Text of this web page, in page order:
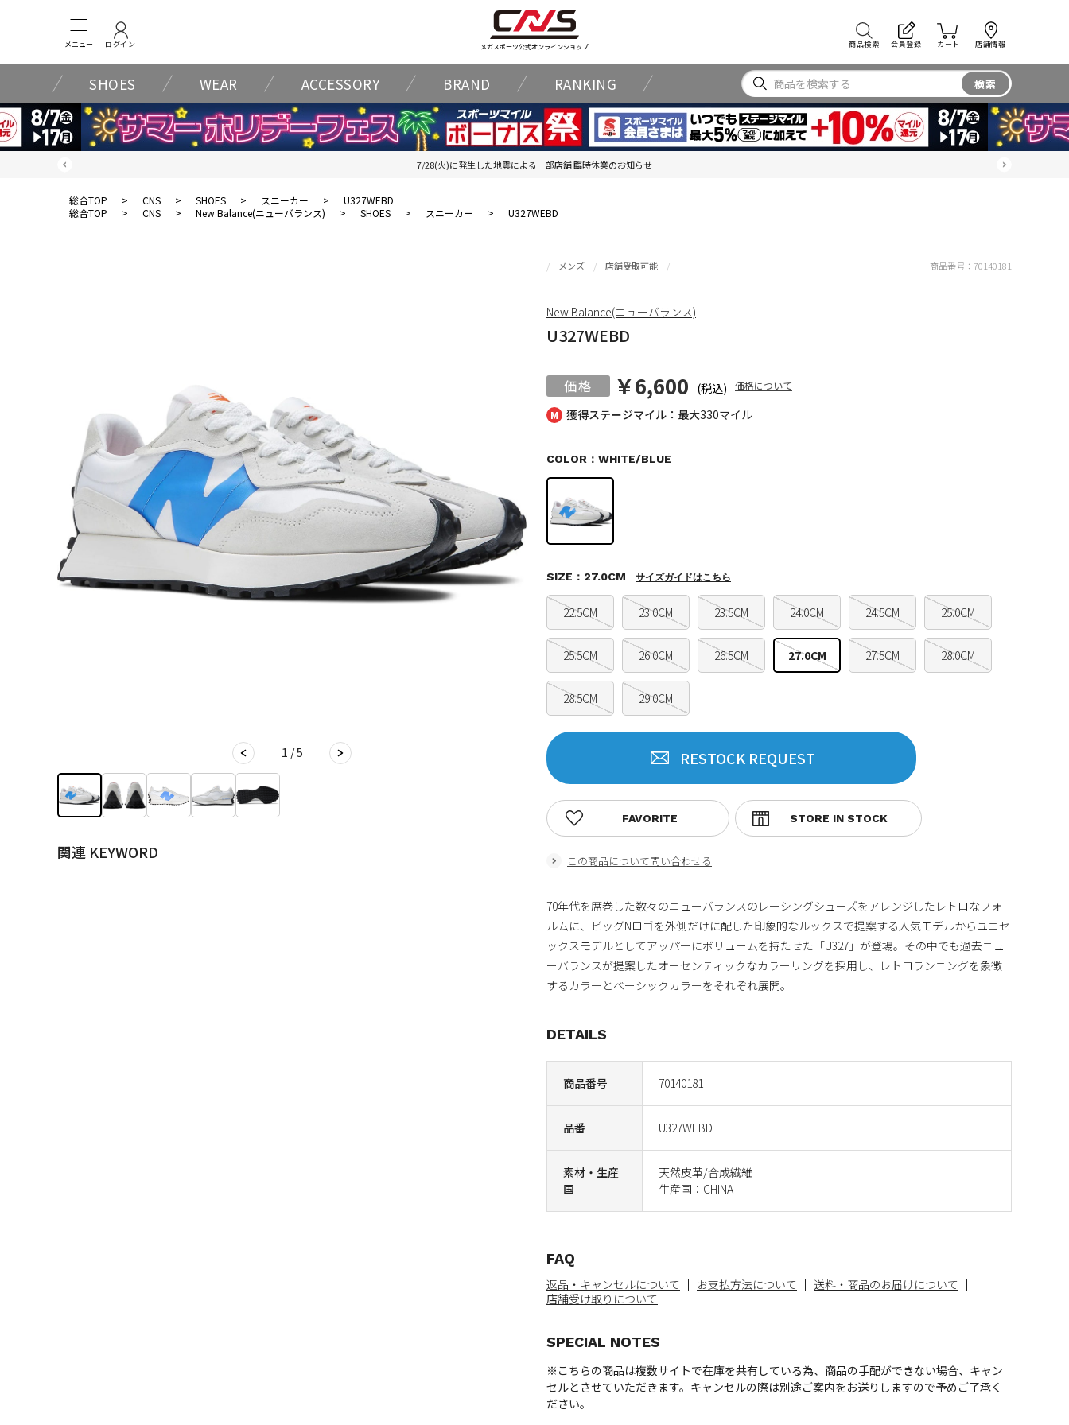
メニュー ログイン メガスポーツ公式オンラインショップ 商品検索 会員登録 カート 店舗情報
SHOES WEAR ACCESSORY BRAND RANKING 検索
7/28(火)に発生した地震による一部店舗 臨時休業のお知らせ
総合TOP > CNS > SHOES > スニーカー >
U327WEBD
総合TOP
> CNS > New Balance(ニューバランス) > SHOES > スニーカー > U327WEBD
1 / 5
関連 KEYWORD
獲得ステージマイル：最大330マイル
メンズ 店舗受取可能
U327WEBD
￥6,600 (税込) 価格について
商品番号 70140181
品番 U327WEBD
素材・生産
国
天然皮革/合成繊維
生産国：CHINA
COLOR：WHITE/BLUE
22.5CM 23.0CM 23.5CM 24.0CM 24.5CM 25.0CM
25.5CM 26.0CM 26.5CM 27.0CM 27.5CM 28.0CM
28.5CM 29.0CM
SIZE：27.0CM サイズガイドはこちら
RESTOCK REQUEST
この商品について問い合わせる
FAVORITE
商品番号： 70140181
New Balance(ニューバランス)
70年代を席巻した数々のニューバランスのレーシングシューズをアレンジしたレトロなフォ
ルムに、ビッグNロゴを外側だけに配した印象的なルックスで提案する人気モデルからユニセ
ックスモデルとしてアッパーにボリュームを持たせた「U327」が登場。その中でも過去ニュ
ーバランスが提案したオーセンティックなカラーリングを採用し、レトロランニングを象徴
するカラーとベーシックカラーをそれぞれ展開。
DETAILS
FAQ
返品・キャンセルについて お支払方法について
送料・商品のお届けについて
店舗受け取りについて
SPECIAL NOTES
※こちらの商品は複数サイトで在庫を共有している為、商品の手配ができない場合、キャン
セルとさせていただきます。キャンセルの際は別途ご案内をお送りしますので予めご了承く
ださい。